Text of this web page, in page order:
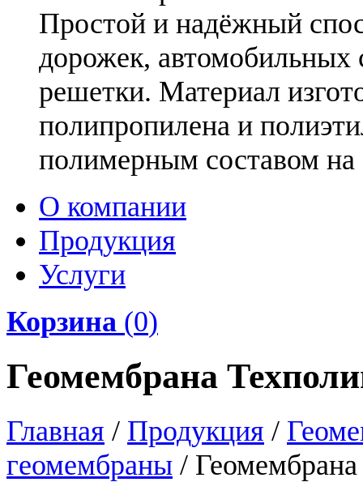
Простой и надёжный
дорожек, автомобильных
решетки. Материал
полипропилена и
полимерным составом на
О компании
Продукция
Услуги
Корзина (0)
Геомембрана
Главная / Продукция /
геомембраны /